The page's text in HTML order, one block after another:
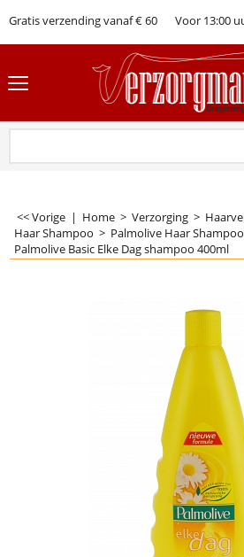
Gratis verzending vanaf € 60 Voor 13:00
<< Vorige | Home > Verzorging >
Haar Shampoo > Palmolive Haar Shampoo
Palmolive Basic Elke Dag shampoo 400ml